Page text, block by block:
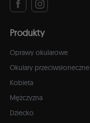
Produkty
Oprawy okularowe
Okulary przeciwsłoneczne
Kobieta
Mężczyzna
Dziecko